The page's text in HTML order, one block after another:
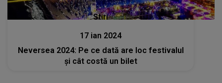
Stiri
17 ian 2024
Neversea 2024: Pe ce dată are loc festivalul
și cât costă un bilet